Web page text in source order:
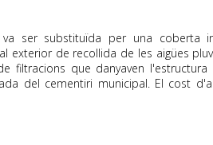
va ser substituïda per una coberta
exterior de recollida de les aigües
filtracions que danyaven
del cementiri municipal. El cost